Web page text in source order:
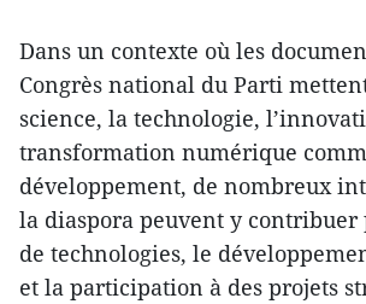
Dans un contexte où les
Congrès national du Parti
science, la technologie,
transformation numérique
développement, de nombreux
la diaspora peuvent y
de technologies, le
et la participation à des projets